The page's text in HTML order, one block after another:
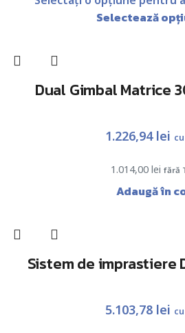
Selectează
Dual Gimbal Matrice
1.014,00 lei fără
1.226,94 lei
Adaugă în
Sistem de imprastiere
5.103,78 lei